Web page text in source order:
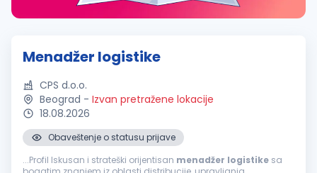
Menadžer logistike
CPS d.o.o.
Beograd - Izvan pretražene lokacije
18.08.2026
Obaveštenje o statusu prijave
...Profil Iskusan i strateški orijentisan menadžer logistike sa